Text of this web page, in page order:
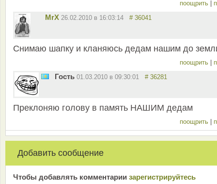
поощрить
MrX 26.02.2010 в 16:03:14 # 36041
Снимаю шапку и кланяюсь дедам нашим до
поощрить
Гость 01.03.2010 в 09:30:01 # 36281
Преклоняю голову в память НАШИМ дедам
поощрить
Добавить сообщение
Чтобы добавлять комментарии зарeгиcтрирyйтeсь